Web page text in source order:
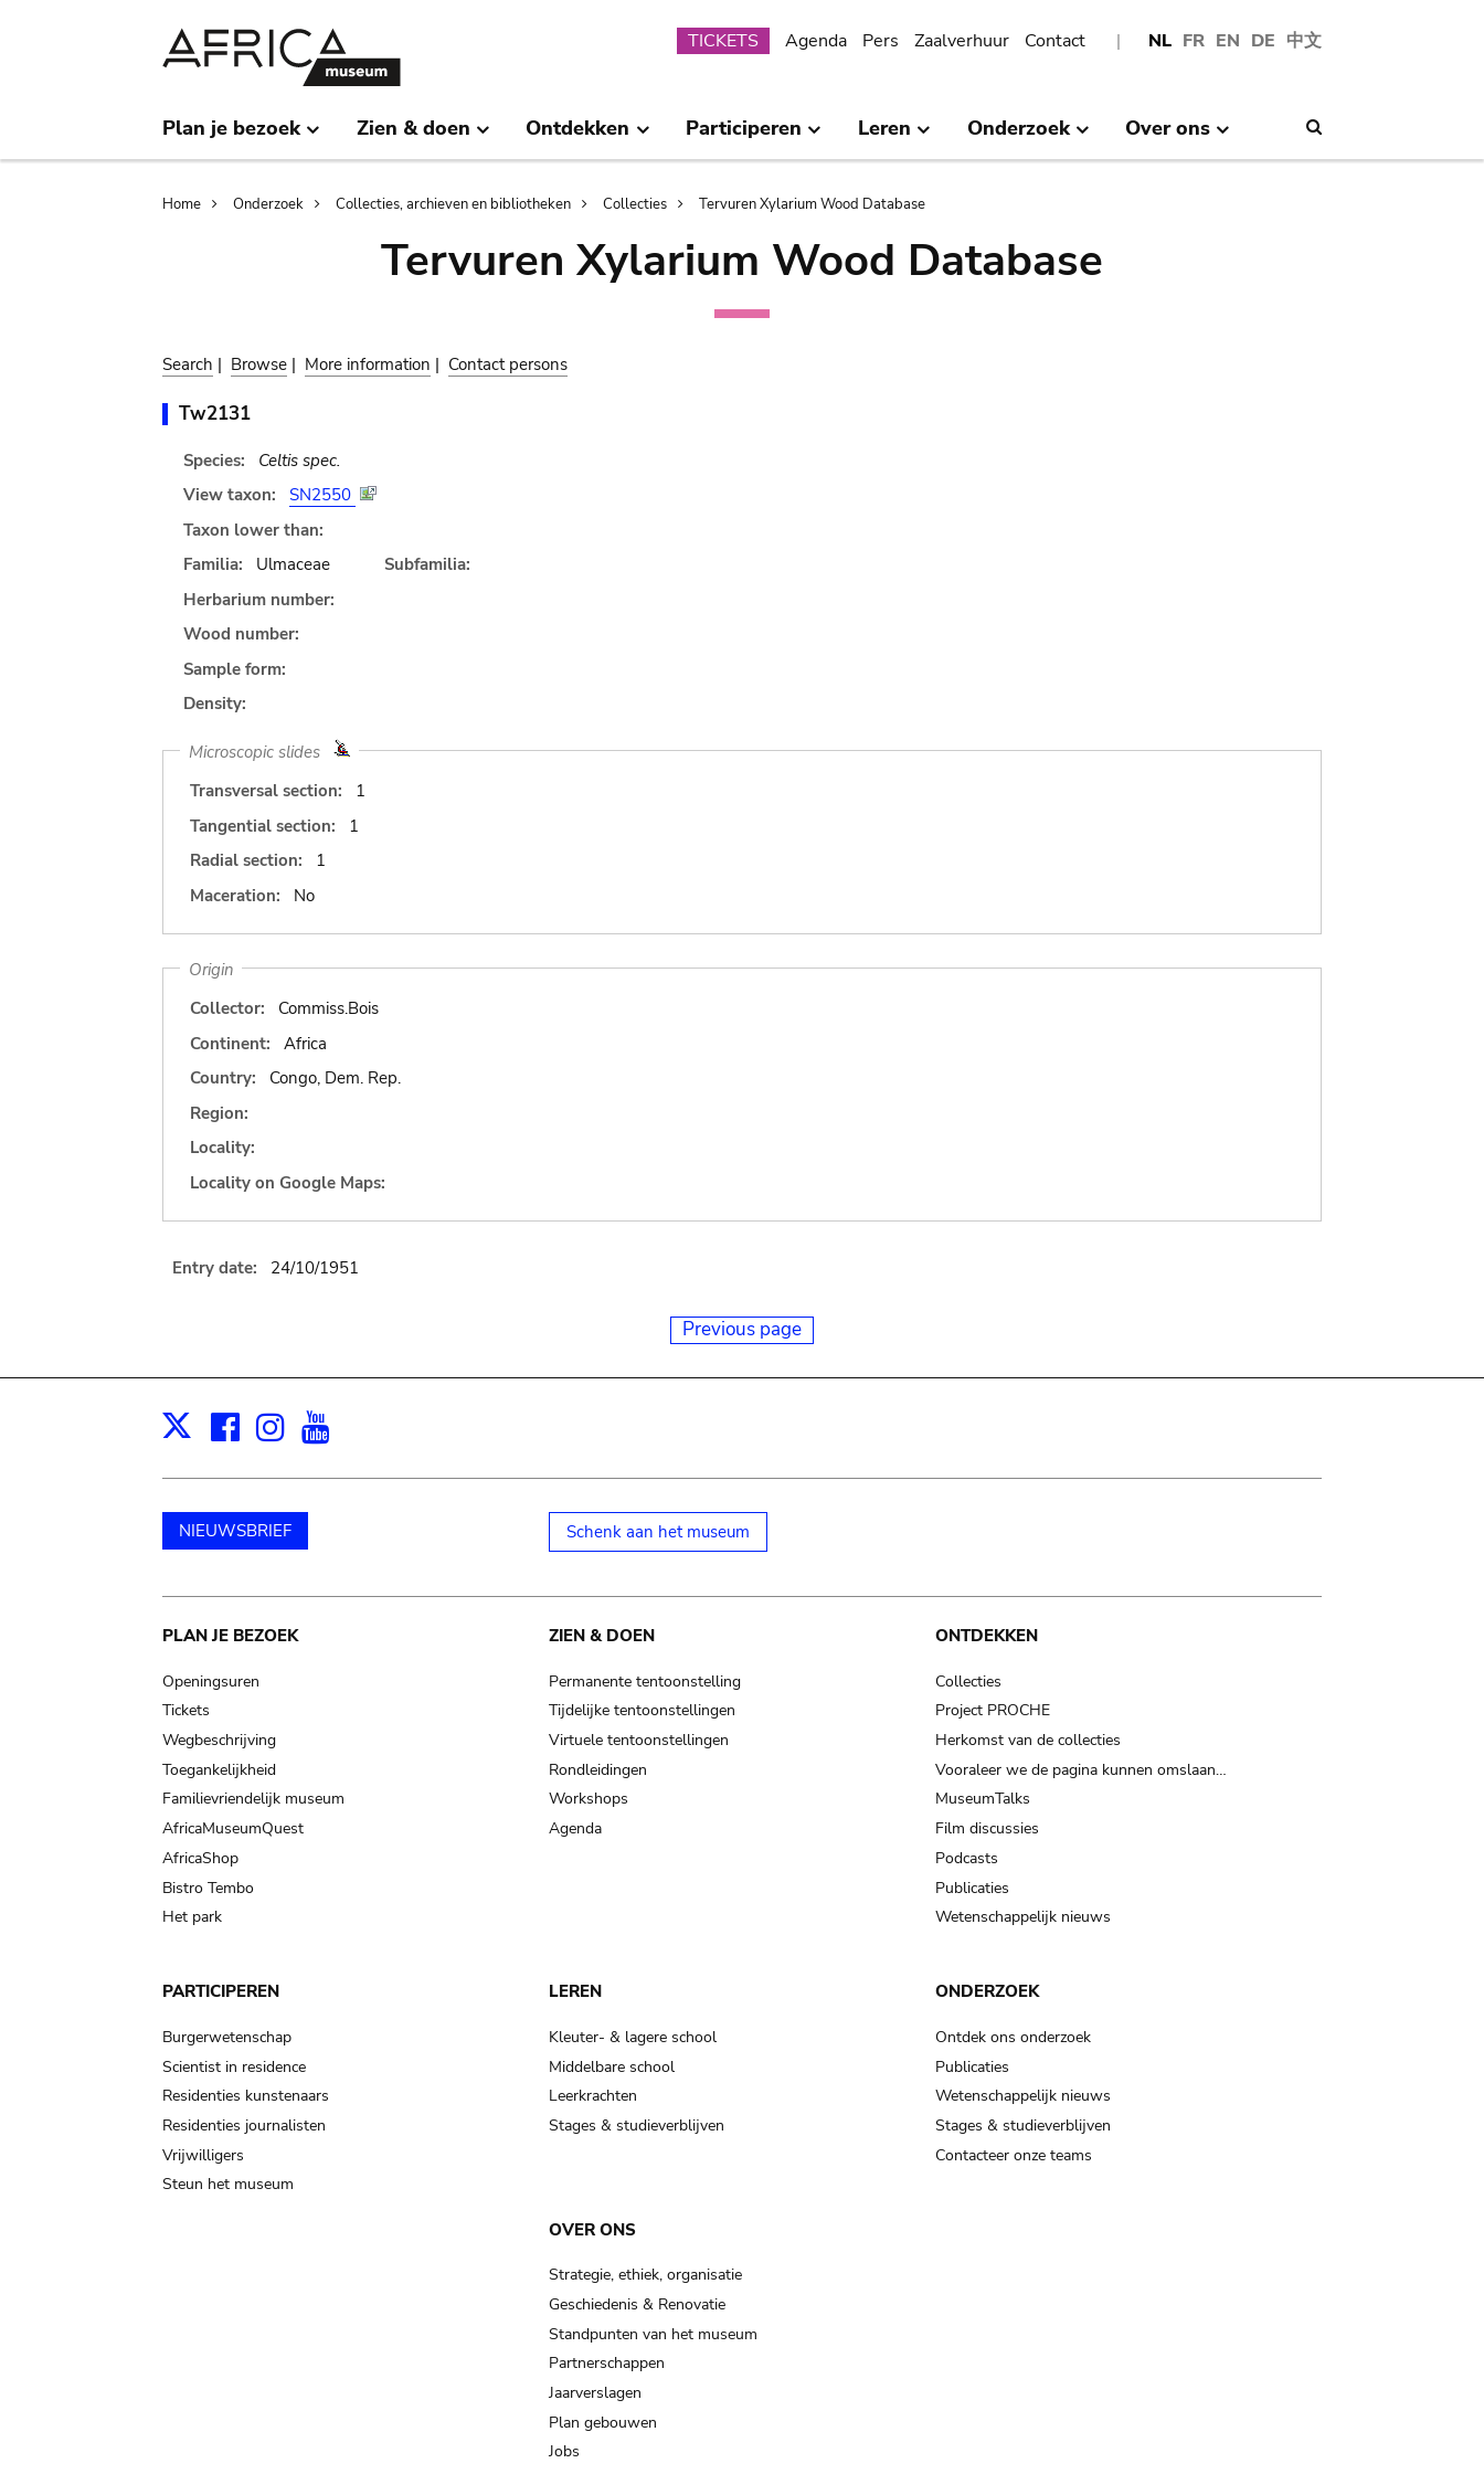
NL FR EN DE 中文
Submenu
TICKETS Agenda Pers Zaalverhuur Contact
Plan je bezoek Zien & doen Ontdekken Participeren Leren Onderzoek Over ons
Breadcrumb
Home Onderzoek Collecties, archieven en bibliotheken Collecties Tervuren Xylarium Wood Database
Tervuren Xylarium Wood Database
Search | Browse | More information | Contact persons
Tw2131
Species:
Celtis spec.
View taxon:
SN2550
Taxon lower than:
Familia:
Ulmaceae
Subfamilia:
Herbarium number:
Wood number:
Sample form:
Density:
Microscopic slides
Transversal section:
1
Tangential section:
1
Radial section:
1
Maceration:
No
Origin
Collector:
Commiss.Bois
Continent:
Africa
Country:
Congo, Dem. Rep.
Region:
Locality:
Locality on Google Maps:
Entry date: 24/10/1951
Previous page
X Facebook
Instagram
NIEUWSBRIEF Schenk aan het museum
Main
navigation
PLAN JE BEZOEK
Openingsuren
Tickets
Wegbeschrijving
Toegankelijkheid
Familievriendelijk museum
AfricaMuseumQuest
AfricaShop
Bistro Tembo
Het park
ZIEN & DOEN
Permanente tentoonstelling
Tijdelijke tentoonstellingen
Virtuele tentoonstellingen
Rondleidingen
Workshops
Agenda
ONTDEKKEN
Collecties
Project PROCHE
Herkomst van de collecties
Vooraleer we de pagina kunnen omslaan…
MuseumTalks
Film discussies
Podcasts
Publicaties
Wetenschappelijk nieuws
PARTICIPEREN
Burgerwetenschap
Scientist in residence
Residenties kunstenaars
Residenties journalisten
Vrijwilligers
Steun het museum
LEREN
Kleuter- & lagere school
Middelbare school
Leerkrachten
Stages & studieverblijven
ONDERZOEK
Ontdek ons onderzoek
Publicaties
Wetenschappelijk nieuws
Stages & studieverblijven
Contacteer onze teams
OVER ONS
Strategie, ethiek, organisatie
Geschiedenis & Renovatie
Standpunten van het museum
Partnerschappen
Jaarverslagen
Plan gebouwen
Jobs